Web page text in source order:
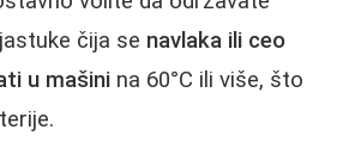
čija se navlaka ili ceo
u mašini na 60°C ili više, što